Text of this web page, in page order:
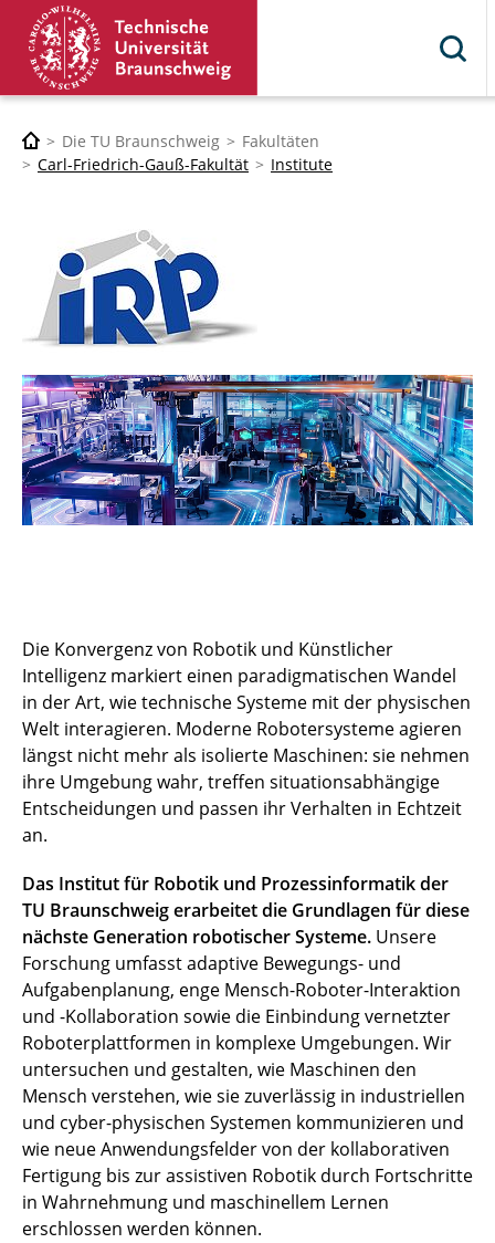
Die TU Braunschweig
Fakultäten
Carl-Friedrich-Gauß-Fakultät
Institute
Die Konvergenz von Robotik und Künstlicher
Intelligenz markiert einen paradigmatischen Wandel
in der Art, wie technische Systeme mit der physischen
Welt interagieren. Moderne Robotersysteme agieren
längst nicht mehr als isolierte Maschinen: sie nehmen
ihre Umgebung wahr, treffen situationsabhängige
Entscheidungen und passen ihr Verhalten in Echtzeit
an.
Das Institut für Robotik und Prozessinformatik der
TU Braunschweig erarbeitet die Grundlagen für diese
nächste Generation robotischer Systeme. Unsere
Forschung umfasst adaptive Bewegungs- und
Aufgabenplanung, enge Mensch-Roboter-Interaktion
und -Kollaboration sowie die Einbindung vernetzter
Roboterplattformen in komplexe Umgebungen. Wir
untersuchen und gestalten, wie Maschinen den
Mensch verstehen, wie sie zuverlässig in industriellen
und cyber-physischen Systemen kommunizieren und
wie neue Anwendungsfelder von der kollaborativen
Fertigung bis zur assistiven Robotik durch Fortschritte
in Wahrnehmung und maschinellem Lernen
erschlossen werden können.